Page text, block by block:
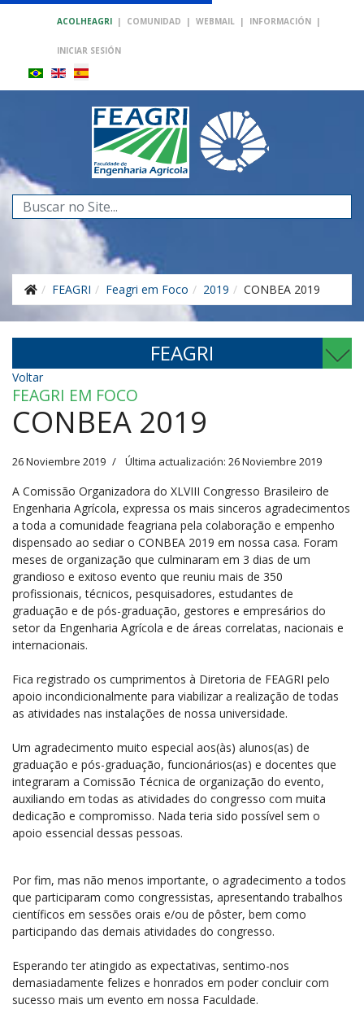
ACOLHEAGRI | COMUNIDAD | WEBMAIL | INFORMACIÓN |
INICIAR SESIÓN
Buscar...
FEAGRI Feagri em Foco 2019 CONBEA 2019
FEAGRI
Voltar
FEAGRI EM FOCO
CONBEA 2019
26 Noviembre 2019 Última actualización: 26 Noviembre 2019
A Comissão Organizadora do XLVIII Congresso Brasileiro de
Engenharia Agrícola, expressa os mais sinceros agradecimentos
a toda a comunidade feagriana pela colaboração e empenho
dispensado ao sediar o CONBEA 2019 em nossa casa. Foram
meses de organização que culminaram em 3 dias de um
grandioso e exitoso evento que reuniu mais de 350
profissionais, técnicos, pesquisadores, estudantes de
graduação e de pós-graduação, gestores e empresários do
setor da Engenharia Agrícola e de áreas correlatas, nacionais e
internacionais.
Fica registrado os cumprimentos à Diretoria de FEAGRI pelo
apoio incondicionalmente para viabilizar a realização de todas
as atividades nas instalações de nossa universidade.
Um agradecimento muito especial aos(às) alunos(as) de
graduação e pós-graduação, funcionários(as) e docentes que
integraram a Comissão Técnica de organização do evento,
auxiliando em todas as atividades do congresso com muita
dedicação e compromisso. Nada teria sido possível sem o
apoio essencial dessas pessoas.
Por fim, mas não menos importante, o agradecimento a todos
que participaram como congressistas, apresentando trabalhos
científicos em sessões orais e/ou de pôster, bem como
participando das demais atividades do congresso.
Esperando ter atingido as expectativas, sentimo-nos
demasiadamente felizes e honrados em poder concluir com
sucesso mais um evento em nossa Faculdade.